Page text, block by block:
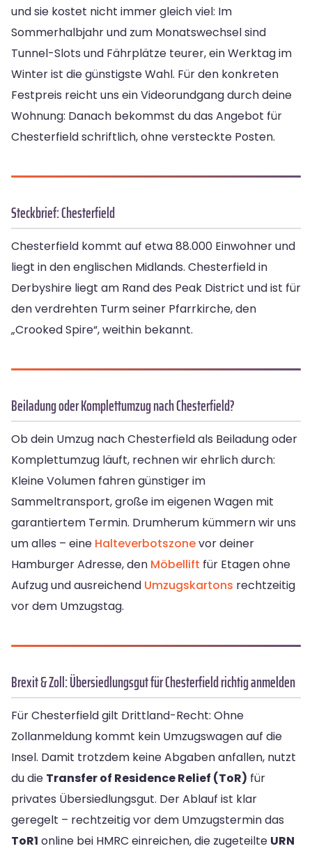
und sie kostet nicht immer gleich viel: Im
Sommerhalbjahr und zum Monatswechsel sind
Tunnel-Slots und Fährplätze teurer, ein Werktag im
Winter ist die günstigste Wahl. Für den konkreten
Festpreis reicht uns ein Videorundgang durch deine
Wohnung: Danach bekommst du das Angebot für
Chesterfield schriftlich, ohne versteckte Posten.
Steckbrief: Chesterfield
Chesterfield kommt auf etwa 88.000 Einwohner und
liegt in den englischen Midlands. Chesterfield in
Derbyshire liegt am Rand des Peak District und ist für
den verdrehten Turm seiner Pfarrkirche, den
„Crooked Spire“, weithin bekannt.
Beiladung oder Komplettumzug nach Chesterfield?
Ob dein Umzug nach Chesterfield als Beiladung oder
Komplettumzug läuft, rechnen wir ehrlich durch:
Kleine Volumen fahren günstiger im
Sammeltransport, große im eigenen Wagen mit
garantiertem Termin. Drumherum kümmern wir uns
um alles – eine Halteverbotszonevor deiner
Hamburger Adresse, den Möbellift für Etagen ohne
Aufzug und ausreichend Umzugskartons rechtzeitig
vor dem Umzugstag.
Brexit & Zoll: Übersiedlungsgut für Chesterfield richtig anmelden
Für Chesterfield gilt Drittland-Recht: Ohne
Zollanmeldung kommt kein Umzugswagen auf die
Insel. Damit trotzdem keine Abgaben anfallen, nutzt
du die Transfer of Residence Relief (ToR) für
privates Übersiedlungsgut. Der Ablauf ist klar
geregelt – rechtzeitig vor dem Umzugstermin das
ToR1 online bei HMRC einreichen, die zugeteilte URN